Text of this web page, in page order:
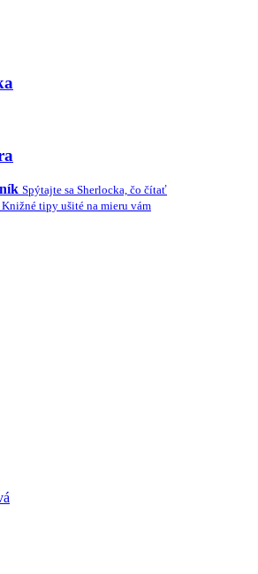
Spýtajte sa Sherlocka, čo čítať
Knižné tipy ušité na mieru vám